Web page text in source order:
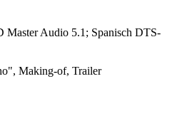
Master Audio 5.1; Spanisch DTS-
Making-of, Trailer